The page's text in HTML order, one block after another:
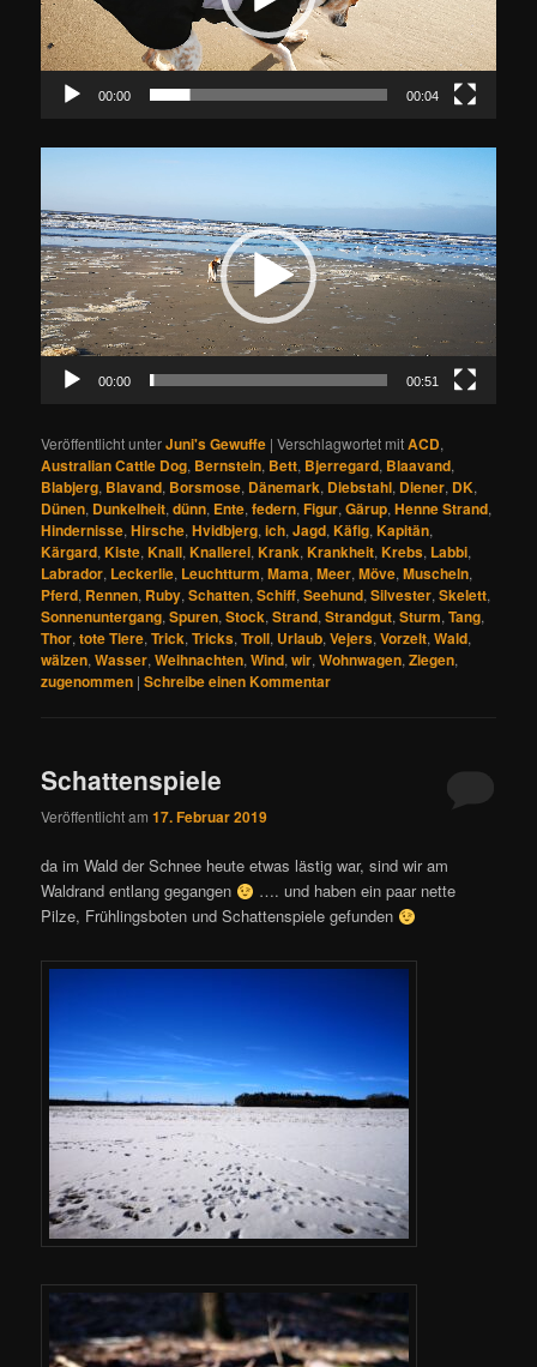
00:00 00:04
00:00 00:51
Veröffentlicht unterJuni's Gewuffe |Verschlagwortet mitACD,
Australian Cattle Dog, Bernstein, Bett, Bjerregard, Blaavand,
Blabjerg, Blavand, Borsmose, Dänemark, Diebstahl, Diener, DK,
Dünen, Dunkelheit,dünn, Ente,federn,Figur,Gärup,Henne Strand,
Hindernisse,Hirsche,Hvidbjerg,ich,Jagd,Käfig,Kapitän,
Kärgard,Kiste,Knall,Knallerei,Krank,Krankheit,Krebs, Labbi,
Labrador, Leckerlie, Leuchtturm,Mama,Meer,Möve,Muscheln,
Pferd, Rennen, Ruby,Schatten,Schiff,Seehund,Silvester,Skelett,
Sonnenuntergang,Spuren,Stock,Strand,Strandgut,Sturm,Tang,
Thor,tote Tiere,Trick,Tricks,Troll, Urlaub,Vejers,Vorzelt,Wald,
wälzen,Wasser,Weihnachten,Wind,wir,Wohnwagen,Ziegen,
zugenommen |Schreibe einen Kommentar
Schattenspiele
Veröffentlicht am17. Februar 2019
da im Wald der Schnee heute etwas lästig war, sind wir am
Waldrand entlang gegangen
…. und haben ein paar nette
Pilze, Frühlingsboten und Schattenspiele gefunden